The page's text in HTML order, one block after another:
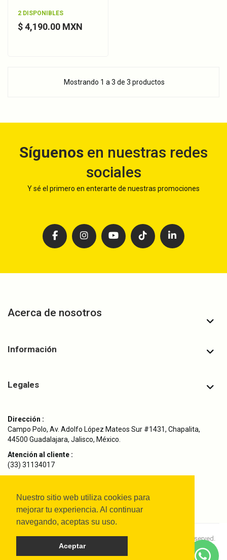
Nuestro sitio web utiliza cookies para
mejorar tu experiencia. Al continuar
navegando, aceptas su uso.
Aceptar
2 DISPONIBLES
$ 4,190.00 MXN
Mostrando 1 a 3 de 3 productos
Síguenos en nuestras redes
sociales
Y sé el primero en enterarte de nuestras promociones
Acerca de nosotros
Información
Legales
Dirección :
Campo Polo, Av. Adolfo López Mateos Sur #1431, Chapalita,
44500 Guadalajara, Jalisco, México.
Atención al cliente :
(33) 31134017
Copyright © 2024SAFE Refacciones Originales. All rights reserved.